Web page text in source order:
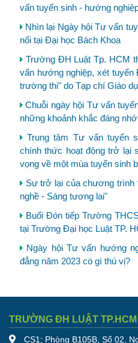
vấn tuyển sinh - hướng
Nhìn lại Ngày hội Tư vấn
nổi tại Đại học Bách Khoa
Trường ĐH Luật Tp. HCM
vấn hướng nghiệp, xét
trường thi" do Tạp chí Giáo
Chuỗi ngày hội Tư vấn
những khoảnh khắc đáng
Trung tâm Tư vấn tuyển
chính thức hoạt động trở lại
vọng về một mùa tuyển sinh
Sự trở lại của chương trình
nghề - Sáng tương lai"
Buổi Đón tiếp Trường
tại Trường Đại học Luật TP.
Ngày hội Tư vấn hướng
đẳng năm 2023 có gì thú vị?
TRƯỜNG ĐH LUẬT TP.HCM
CS1: Phòng B105B, Số 02,